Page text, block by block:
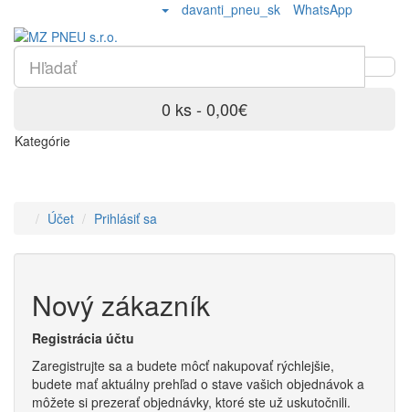
davanti_pneu_sk WhatsApp
0 ks - 0,00€
Kategórie
Účet Prihlásiť sa
Nový zákazník
Registrácia účtu
Zaregistrujte sa a budete môcť nakupovať rýchlejšie,
budete mať aktuálny prehľad o stave vašich objednávok a
môžete si prezerať objednávky, ktoré ste už uskutočnili.